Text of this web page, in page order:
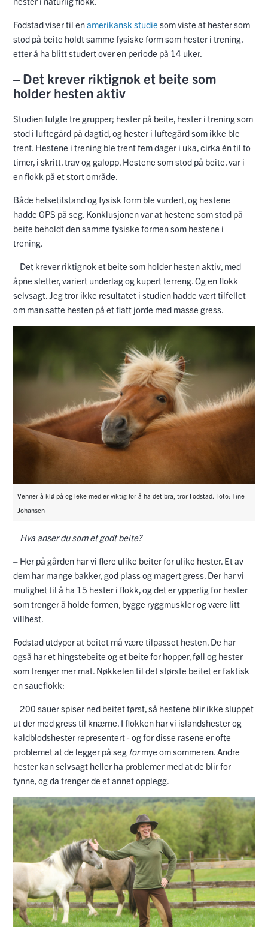
Fodstad viser til enamerikansk studie som viste at hester som
stod på beite holdt samme fysiske form som hester i trening,
etter å ha blitt studert over en periode på 14 uker.
– Det krever riktignok et beite som
holder hesten aktiv
Studien fulgte tre grupper; hester på beite, hester i trening som
stod i luftegård på dagtid, og hester i luftegård som ikke ble
trent. Hestene i trening ble trent fem dager i uka, cirka én til to
timer, i skritt, trav og galopp. Hestene som stod på beite, var i
en flokk på et stort område.
Både helsetilstand og fysisk form ble vurdert, og hestene
hadde GPS på seg. Konklusjonen var at hestene som stod på
beite beholdt den samme fysiske formen som hestene i
trening.
– Det krever riktignok et beite som holder hesten aktiv, med
åpne sletter, variert underlag og kupert terreng. Og en flokk
selvsagt. Jeg tror ikke resultatet i studien hadde vært tilfellet
om man satte hesten på et flatt jorde med masse gress.
Venner å klø på og leke med er viktig for å ha det bra, tror Fodstad. Foto: Tine
Johansen
– Hva anser du som et godt beite?
– Her på gården har vi flere ulike beiter for ulike hester. Et av
dem har mange bakker, god plass og magert gress. Der har vi
mulighet til å ha 15 hester i flokk, og det er ypperlig for hester
som trenger å holde formen, bygge ryggmuskler og være litt
villhest.
Fodstad utdyper at beitet må være tilpasset hesten. De har
også har et hingstebeite og et beite for hopper, føll og hester
som trenger mer mat. Nøkkelen til det største beitet er faktisk
en saueflokk:
– 200 sauer spiser ned beitet først, så hestene blir ikke sluppet
ut der med gress til knærne. I flokken har vi islandshester og
kaldblodshester representert - og for disse rasene er ofte
problemet at de legger på seg formye om sommeren. Andre
hester kan selvsagt heller ha problemer med at de blir for
tynne, og da trenger de et annet opplegg.